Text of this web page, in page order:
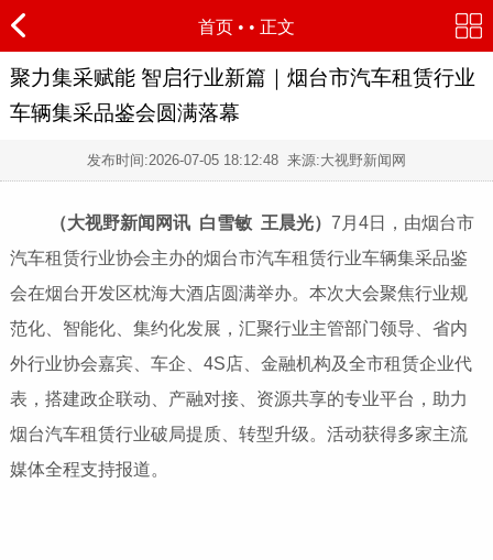
首页 • • 正文
聚力集采赋能 智启行业新篇｜烟台市汽车租赁行业
车辆集采品鉴会圆满落幕
发布时间:2026-07-05 18:12:48 来源:大视野新闻网
（大视野新闻网讯 白雪敏 王晨光） 7月4日，由烟台市
汽车租赁行业协会主办的烟台市汽车租赁行业车辆集采品鉴
会在烟台开发区枕海大酒店圆满举办。本次大会聚焦行业规
范化、智能化、集约化发展，汇聚行业主管部门领导、省内
外行业协会嘉宾、车企、4S店、金融机构及全市租赁企业代
表，搭建政企联动、产融对接、资源共享的专业平台，助力
烟台汽车租赁行业破局提质、转型升级。活动获得多家主流
媒体全程支持报道。